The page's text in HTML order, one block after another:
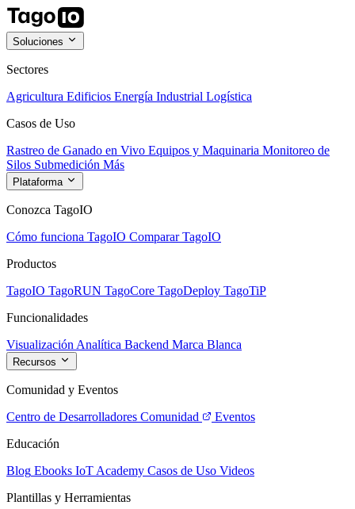
Soluciones
Sectores
Agricultura Edificios Energía Industrial Logística
Casos de Uso
Rastreo de Ganado en Vivo Equipos y Maquinaria Monitoreo de
Silos Submedición Más
Plataforma
Conozca TagoIO
Cómo funciona TagoIO Comparar TagoIO
Productos
TagoIO TagoRUN TagoCore TagoDeploy TagoTiP
Funcionalidades
Visualización Analítica Backend Marca Blanca
Recursos
Comunidad y Eventos
Centro de Desarrolladores Comunidad
Eventos
Educación
Blog Ebooks IoT Academy Casos de Uso Videos
Plantillas y Herramientas